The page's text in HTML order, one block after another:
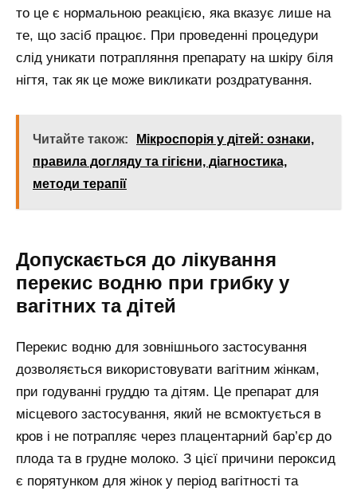
то це є нормальною реакцією, яка вказує лише на
те, що засіб працює. При проведенні процедури
слід уникати потрапляння препарату на шкіру біля
нігтя, так як це може викликати роздратування.
Читайте також:
Мікроспорія у дітей: ознаки,
правила догляду та гігієни, діагностика,
методи терапії
Допускається до лікування
перекис водню при грибку у
вагітних та дітей
Перекис водню для зовнішнього застосування
дозволяється використовувати вагітним жінкам,
при годуванні груддю та дітям. Це препарат для
місцевого застосування, який не всмоктується в
кров і не потрапляє через плацентарний бар’єр до
плода та в грудне молоко. З цієї причини пероксид
є порятунком для жінок у період вагітності та